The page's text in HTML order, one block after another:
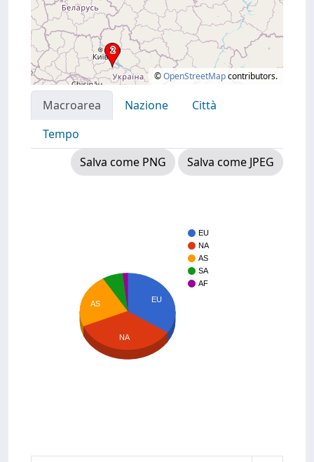
©OpenStreetMapcontributors.
Macroarea Nazione
Città
Tempo
Salva come PNG
Salva come JPEG
EU
NA
AS
SA
AF
EU
AS
NA